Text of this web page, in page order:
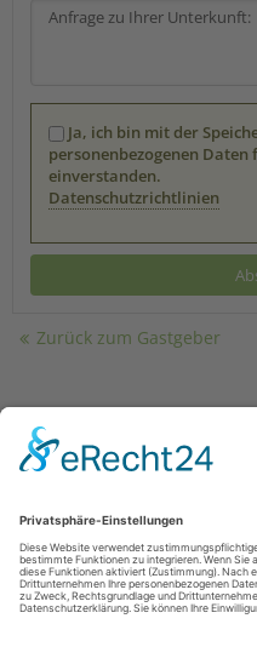
Ja, ich bin mit der
personenbezogenen Daten
einverstanden.
Datenschutzrichtlinien
Zurück zum Gastgeber
Kontakt | Impressum|Datenschutz
powered by Holidu Smart Destination
Kontakt|